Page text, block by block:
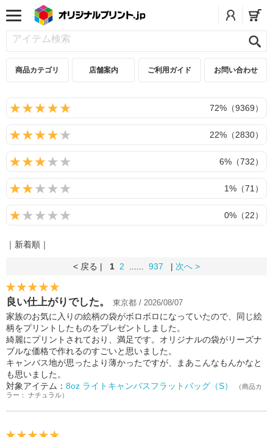
商品カテゴリ 店舗案内 ご利用ガイド お問い合わせ
72%（9369）
22%（2830）
6%（732）
1%（71）
0%（22）
｜新着順｜
< 戻る | 1 2 937 | 次へ >
良い仕上がりでした。 東京都 / 2026/08/07
家族のお気に入りの絵柄の袋がボロボロになっていたので、同じ絵
柄をプリントしたものをプレゼントしました。
綺麗にプリントされており、満足です。オリジナルの袋がリーズナ
ブルな価格で作れるのすごいと思いました。
キャンバス地が思ったより薄かったですが、まあこんなもんかなと
も思いました。
対象アイテム： 8oz ライトキャンバスフラットバッグ（S）
（商品カ
ラー： ナチュラル）